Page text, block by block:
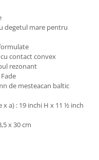
degetul mare pentru
contact convex
rezonant
de mesteacan baltic
a) : 19 inchi H x 11 ½ inch
x 30 cm